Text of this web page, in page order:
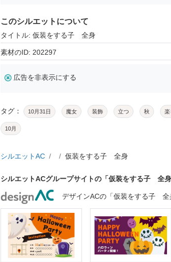
このシルエットについて
タイトル: 仮装をする子 全身
素材のID: 202297
広告を非表示にする
タグ： 10月31日 魔女 装飾 立つ 秋 楽
10月
シルエットAC 仮装をする子 全身
シルエットACグループサイトの「仮装をする子 全
デザインACの「仮装をする子 全